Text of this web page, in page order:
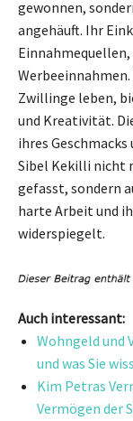
gewonnen,
angehäuft. Ihr
Werbeeinnahmen.
Zwillinge leben,
und Kreativität.
ihres
Sibel Kekilli nicht
gefasst, sondern
harte Arbeit und
widerspiegelt.
Auch interessant:
Wohngeld und
und was Sie
Kim Petras
Vermögen der